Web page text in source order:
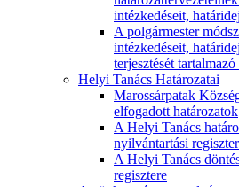
intézkedéseit,
A polgármester
intézkedéseit,
terjesztését
Helyi Tanács Határozatai
Marossárpatak
elfogadott határozatok
A Helyi Tanács
nyilvántartási
A Helyi Tanács
regisztere